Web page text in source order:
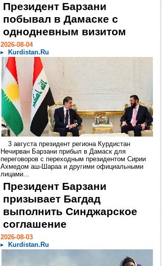
Президент Барзани
побывал в Дамаске с
однодневным визитом
2026-08-04
Kurdistan.Ru
3 августа президент региона Курдистан
Нечирван Барзани прибыл в Дамаск для
переговоров с переходным президентом Сирии
Ахмедом аш-Шараа и другими официальными
лицами...
Президент Барзани
призывает Багдад
выполнить Синджарское
соглашение
2026-08-03
Kurdistan.Ru